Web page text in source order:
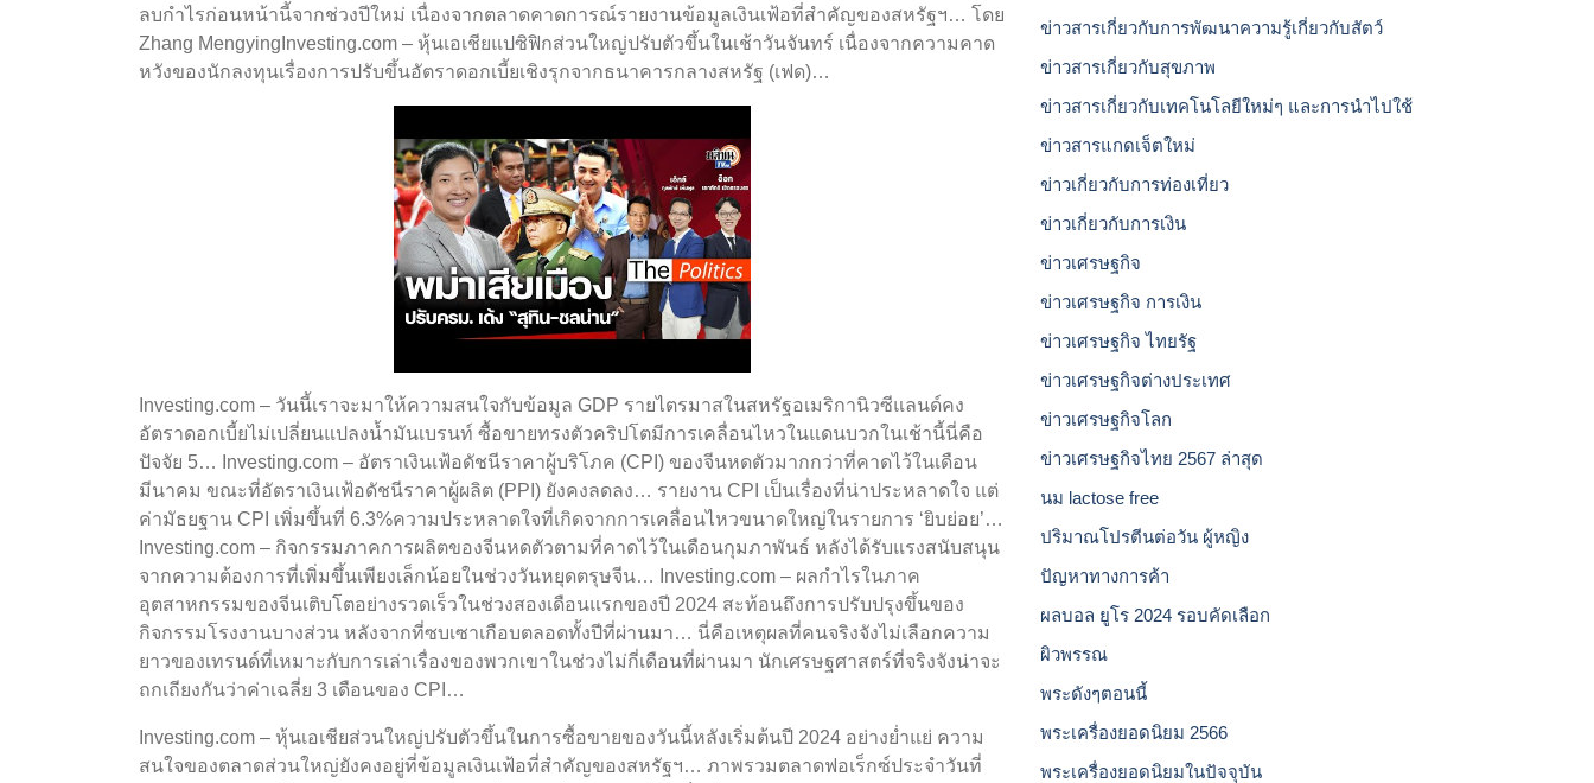
ลบกำไรก่อนหน้านี้จากช่วงปีใหม่ เนื่องจากตลาดคาดการณ์รายงานข้อมูลเงินเฟ้อที่สำคัญของสหรัฐฯ… โดย
Zhang MengyingInvesting.com – หุ้นเอเชียแปซิฟิกส่วนใหญ่ปรับตัวขึ้นในเช้าวันจันทร์ เนื่องจากความคาด
หวังของนักลงทุนเรื่องการปรับขึ้นอัตราดอกเบี้ยเชิงรุกจากธนาคารกลางสหรัฐ (เฟด)…
Investing.com – วันนี้เราจะมาให้ความสนใจกับข้อมูล GDP รายไตรมาสในสหรัฐอเมริกานิวซีแลนด์คง
อัตราดอกเบี้ยไม่เปลี่ยนแปลงน้ำมันเบรนท์ ซื้อขายทรงตัวคริปโตมีการเคลื่อนไหวในแดนบวกในเช้านี้นี่คือ
ปัจจัย 5… Investing.com – อัตราเงินเฟ้อดัชนีราคาผู้บริโภค (CPI) ของจีนหดตัวมากกว่าที่คาดไว้ในเดือน
มีนาคม ขณะที่อัตราเงินเฟ้อดัชนีราคาผู้ผลิต (PPI) ยังคงลดลง… รายงาน CPI เป็นเรื่องที่น่าประหลาดใจ แต่
ค่ามัธยฐาน CPI เพิ่มขึ้นที่ 6.3%ความประหลาดใจที่เกิดจากการเคลื่อนไหวขนาดใหญ่ในรายการ ‘ยิบย่อย’…
Investing.com – กิจกรรมภาคการผลิตของจีนหดตัวตามที่คาดไว้ในเดือนกุมภาพันธ์ หลังได้รับแรงสนับสนุน
จากความต้องการที่เพิ่มขึ้นเพียงเล็กน้อยในช่วงวันหยุดตรุษจีน… Investing.com – ผลกำไรในภาค
อุตสาหกรรมของจีนเติบโตอย่างรวดเร็วในช่วงสองเดือนแรกของปี 2024 สะท้อนถึงการปรับปรุงขึ้นของ
กิจกรรมโรงงานบางส่วน หลังจากที่ซบเซาเกือบตลอดทั้งปีที่ผ่านมา… นี่คือเหตุผลที่คนจริงจังไม่เลือกความ
ยาวของเทรนด์ที่เหมาะกับการเล่าเรื่องของพวกเขาในช่วงไม่กี่เดือนที่ผ่านมา นักเศรษฐศาสตร์ที่จริงจังน่าจะ
ถกเถียงกันว่าค่าเฉลี่ย 3 เดือนของ CPI…
Investing.com – หุ้นเอเชียส่วนใหญ่ปรับตัวขึ้นในการซื้อขายของวันนี้หลังเริ่มต้นปี 2024 อย่างย่ำแย่ ความ
สนใจของตลาดส่วนใหญ่ยังคงอยู่ที่ข้อมูลเงินเฟ้อที่สำคัญของสหรัฐฯ… ภาพรวมตลาดฟอเร็กซ์ประจำวันที่
ข่าวสารเกี่ยวกับการพัฒนาความรู้เกี่ยวกับสัตว์
ข่าวสารเกี่ยวกับสุขภาพ
ข่าวสารเกี่ยวกับเทคโนโลยีใหม่ๆ และการนำไปใช้
ข่าวสารแกดเจ็ตใหม่
ข่าวเกี่ยวกับการท่องเที่ยว
ข่าวเกี่ยวกับการเงิน
ข่าวเศรษฐกิจ
ข่าวเศรษฐกิจ การเงิน
ข่าวเศรษฐกิจ ไทยรัฐ
ข่าวเศรษฐกิจต่างประเทศ
ข่าวเศรษฐกิจโลก
ข่าวเศรษฐกิจไทย 2567 ล่าสุด
นม lactose free
ปริมาณโปรตีนต่อวัน ผู้หญิง
ปัญหาทางการค้า
ผลบอล ยูโร 2024 รอบคัดเลือก
ผิวพรรณ
พระดังๆตอนนี้
พระเครื่องยอดนิยม 2566
พระเครื่องยอดนิยมในปัจจุบัน